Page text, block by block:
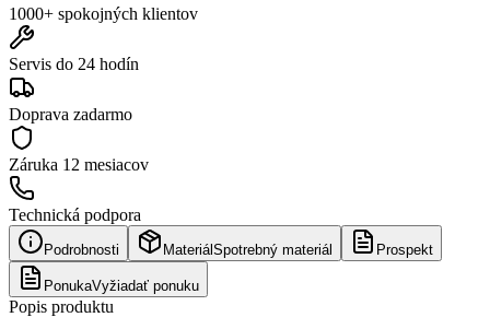
1000+ spokojných klientov
Servis do 24 hodín
Doprava zadarmo
Záruka 12 mesiacov
Technická podpora
Podrobnosti Materiál Spotrebný materiál Prospekt
PonukaVyžiadať ponuku
Popis produktu